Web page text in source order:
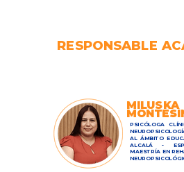
MILUSKA
RESPONSABLE
PSICÓLOGA
AL ÁMBITO
ALCALÁ -
MAESTRÍA EN